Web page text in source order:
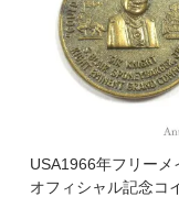
USA1966年フリーメ
オフィシャル記念コ